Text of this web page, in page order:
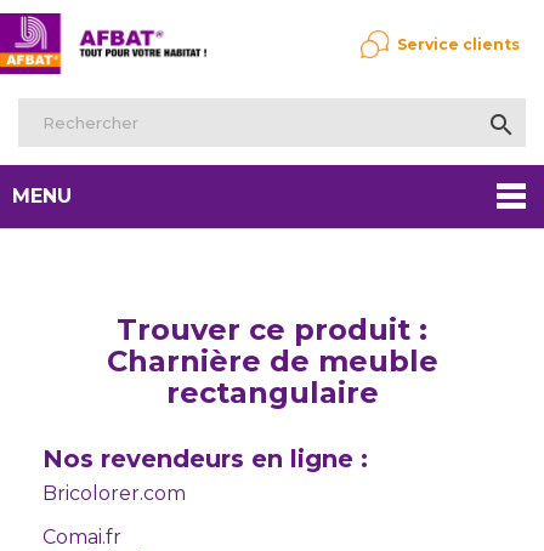

Service clients
MENU
Trouver ce produit :
Charnière de meuble
rectangulaire
Nos revendeurs en ligne :
Bricolorer.com
Comai.fr